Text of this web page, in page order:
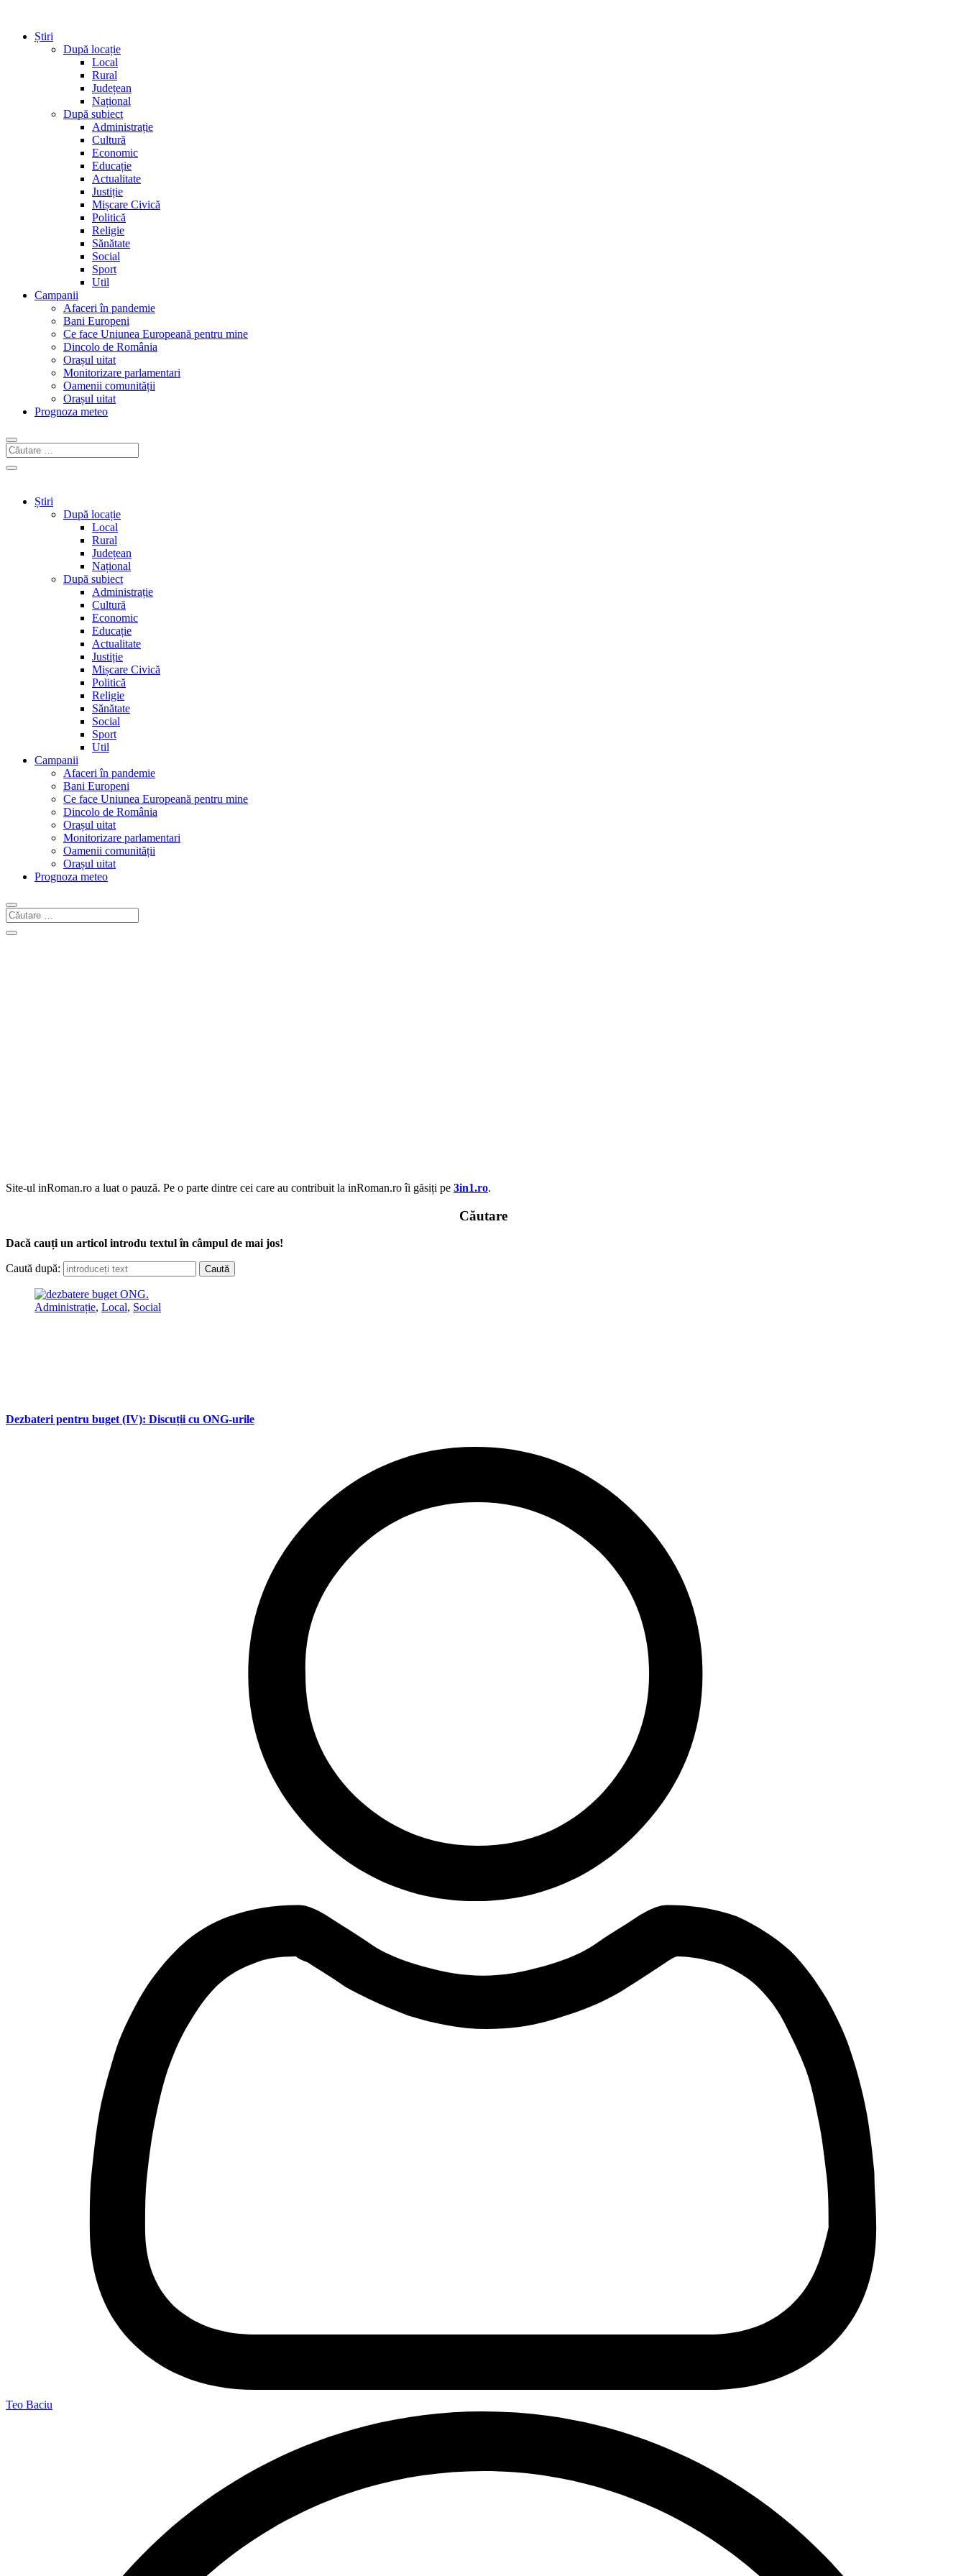
Știri
După locație
Local
Rural
Județean
Național
După subiect
Administrație
Cultură
Economic
Educație
Actualitate
Justiție
Mișcare Civică
Politică
Religie
Sănătate
Social
Sport
Util
Campanii
Afaceri în pandemie
Bani Europeni
Ce face Uniunea Europeană pentru mine
Dincolo de România
Orașul uitat
Monitorizare parlamentari
Oamenii comunității
Orașul uitat
Prognoza meteo
Știri
După locație
Local
Rural
Județean
Național
După subiect
Administrație
Cultură
Economic
Educație
Actualitate
Justiție
Mișcare Civică
Politică
Religie
Sănătate
Social
Sport
Util
Campanii
Afaceri în pandemie
Bani Europeni
Ce face Uniunea Europeană pentru mine
Dincolo de România
Orașul uitat
Monitorizare parlamentari
Oamenii comunității
Orașul uitat
Prognoza meteo
Site-ul inRoman.ro a luat o pauză. Pe o parte dintre cei care au contribuit la inRoman.ro îi găsiți pe 3in1.ro.
Căutare
Dacă cauți un articol introdu textul în câmpul de mai jos!
Caută după:
Administrație, Local, Social
Dezbateri pentru buget (IV): Discuții cu ONG-urile
Teo Baciu